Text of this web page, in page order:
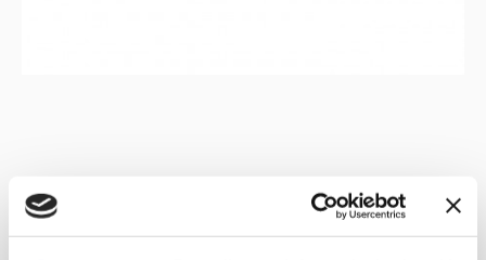
Mit der Unterstützung von Netzwerk